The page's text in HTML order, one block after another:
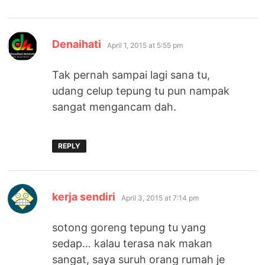
Denaihati says:
April 1, 2015 at 5:55 pm
Tak pernah sampai lagi sana tu,
udang celup tepung tu pun nampak
sangat mengancam dah.
REPLY
kerja sendiri says:
April 3, 2015 at 7:14 pm
sotong goreng tepung tu yang
sedap… kalau terasa nak makan
sangat, saya suruh orang rumah je